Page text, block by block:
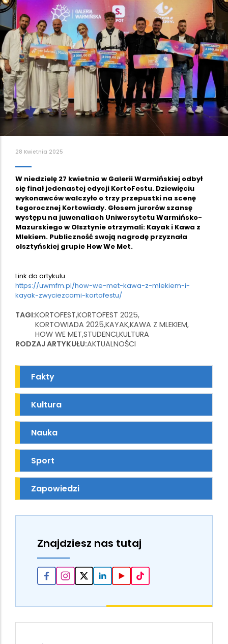
28 Kwietnia 2025
W niedzielę 27 kwietnia w Galerii Warmińskiej odbył
się finał jedenastej edycji KortoFestu. Dziewięciu
wykonawców walczyło o trzy przepustki na scenę
tegorocznej Kortowiady. Głosem jurorów szansę
występu na juwenaliach Uniwersytetu Warmińsko-
Mazurskiego w Olsztynie otrzymali: Kayak i Kawa z
Mlekiem. Publiczność swoją nagrodę przyznała
olsztyńskiej grupie How We Met.
Link do artykulu
https://uwmfm.pl/how-we-met-kawa-z-mlekiem-i-
kayak-zwyciezcami-kortofestu/
TAGI KORTOFEST KORTOFEST 2025
KORTOWIADA 2025 KAYAKKAWA Z MLEKIEM
HOW WE MET STUDENCI KULTURA
RODZAJ ARTYKUŁU AKTUALNOŚCI
Fakty
Kultura
Nauka
Sport
Zapowiedzi
Znajdziesz nas tutaj